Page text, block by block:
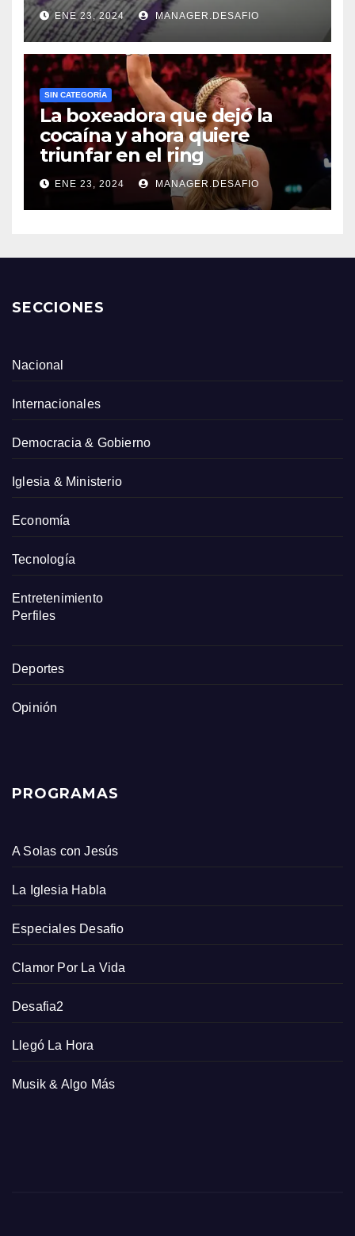
ENE 23, 2024 MANAGER.DESAFIO
SIN CATEGORÍA
La boxeadora que dejó la
cocaína y ahora quiere
triunfar en el ring​
ENE 23, 2024 MANAGER.DESAFIO
SECCIONES
Nacional
Internacionales
Democracia & Gobierno
Iglesia & Ministerio
Economía
Tecnología
Entretenimiento
Perfiles
Deportes
Opinión
PROGRAMAS
A Solas con Jesús
La Iglesia Habla
Especiales Desafio
Clamor Por La Vida
Desafia2
Llegó La Hora
Musik & Algo Más